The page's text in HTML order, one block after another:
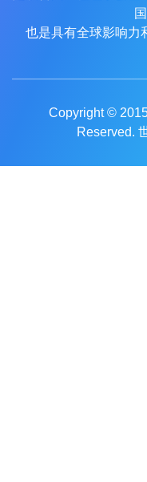
也是具有全球影响力
Copyright ©
Reserved.